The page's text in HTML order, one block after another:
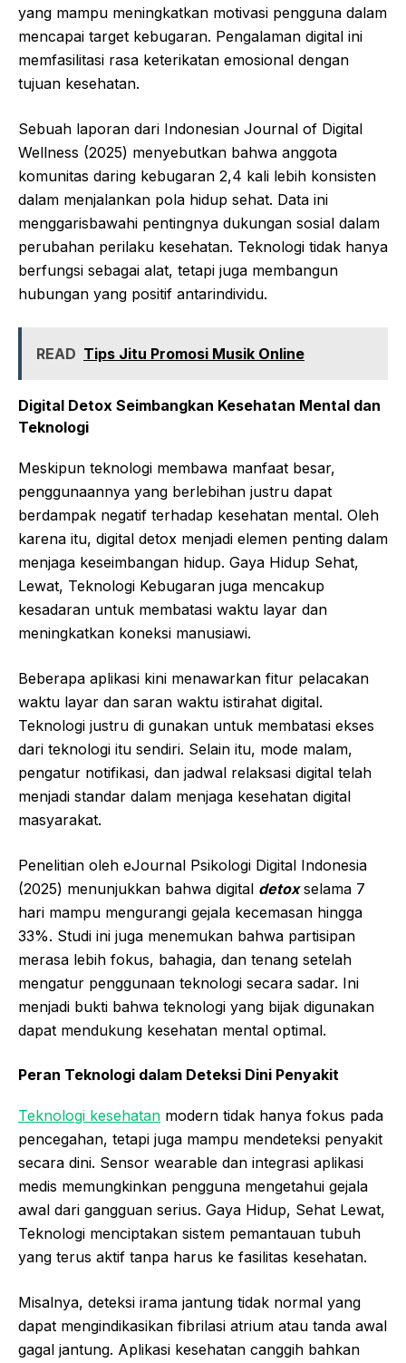
yang mampu meningkatkan motivasi pengguna dalam
mencapai target kebugaran. Pengalaman digital ini
memfasilitasi rasa keterikatan emosional dengan
tujuan kesehatan.
Sebuah laporan dari Indonesian Journal of Digital
Wellness (2025) menyebutkan bahwa anggota
komunitas daring kebugaran 2,4 kali lebih konsisten
dalam menjalankan pola hidup sehat. Data ini
menggarisbawahi pentingnya dukungan sosial dalam
perubahan perilaku kesehatan. Teknologi tidak hanya
berfungsi sebagai alat, tetapi juga membangun
hubungan yang positif antarindividu.
READ Tips Jitu Promosi Musik Online
Digital Detox Seimbangkan Kesehatan Mental dan
Teknologi
Meskipun teknologi membawa manfaat besar,
penggunaannya yang berlebihan justru dapat
berdampak negatif terhadap kesehatan mental. Oleh
karena itu, digital detox menjadi elemen penting dalam
menjaga keseimbangan hidup. Gaya Hidup Sehat,
Lewat, Teknologi Kebugaran juga mencakup
kesadaran untuk membatasi waktu layar dan
meningkatkan koneksi manusiawi.
Beberapa aplikasi kini menawarkan fitur pelacakan
waktu layar dan saran waktu istirahat digital.
Teknologi justru di gunakan untuk membatasi ekses
dari teknologi itu sendiri. Selain itu, mode malam,
pengatur notifikasi, dan jadwal relaksasi digital telah
menjadi standar dalam menjaga kesehatan digital
masyarakat.
Penelitian oleh eJournal Psikologi Digital Indonesia
(2025) menunjukkan bahwa digital detoxselama 7
hari mampu mengurangi gejala kecemasan hingga
33%. Studi ini juga menemukan bahwa partisipan
merasa lebih fokus, bahagia, dan tenang setelah
mengatur penggunaan teknologi secara sadar. Ini
menjadi bukti bahwa teknologi yang bijak digunakan
dapat mendukung kesehatan mental optimal.
Peran Teknologi dalam Deteksi Dini Penyakit
Teknologi kesehatan modern tidak hanya fokus pada
pencegahan, tetapi juga mampu mendeteksi penyakit
secara dini. Sensor wearable dan integrasi aplikasi
medis memungkinkan pengguna mengetahui gejala
awal dari gangguan serius. Gaya Hidup, Sehat Lewat,
Teknologi menciptakan sistem pemantauan tubuh
yang terus aktif tanpa harus ke fasilitas kesehatan.
Misalnya, deteksi irama jantung tidak normal yang
dapat mengindikasikan fibrilasi atrium atau tanda awal
gagal jantung. Aplikasi kesehatan canggih bahkan